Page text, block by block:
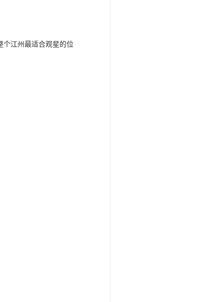
江州最适合观星的位